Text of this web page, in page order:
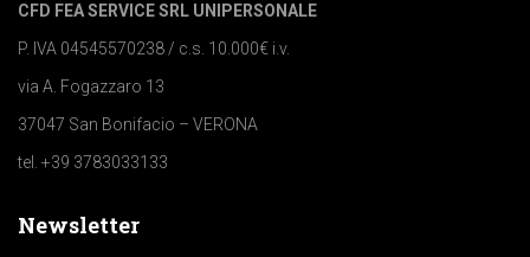
CFD FEA SERVICE SRL UNIPERSONALE
P. IVA 04545570238 / c.s. 10.000€ i.v.
via A. Fogazzaro 13
37047 San Bonifacio – VERONA
tel. +39 3783033133
Newsletter